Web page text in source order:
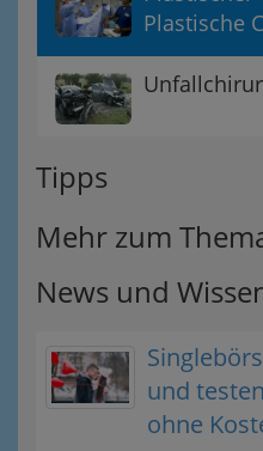
Plastische
Tipps
Mehr zum
News und
und
ohne